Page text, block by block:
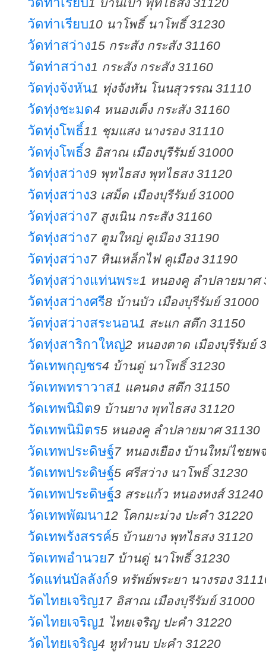
วัดท่าเรียบ10 นาโพธิ์ นาโพธิ์ 31230
วัดท่าสว่าง15 กระสัง กระสัง 31160
วัดท่าสว่าง1 กระสัง กระสัง 31160
วัดทุ่งจังหัน1 ทุ่งจังหัน โนนสุวรรณ 31110
วัดทุ่งชะมด4 หนองเต็ง กระสัง 31160
วัดทุ่งโพธิ์11 ชุมแสง นางรอง 31110
วัดทุ่งโพธิ์3 อิสาณ เมืองบุรีรัมย์ 31000
วัดทุ่งสว่าง9 พุทไธสง พุทไธสง 31120
วัดทุ่งสว่าง3 เสม็ด เมืองบุรีรัมย์ 31000
วัดทุ่งสว่าง7 สูงเนิน กระสัง 31160
วัดทุ่งสว่าง7 ตูมใหญ่ คูเมือง 31190
วัดทุ่งสว่าง7 หินเหล็กไฟ คูเมือง 31190
วัดทุ่งสว่างแท่นพระ1 หนองคู ลำปลายมาศ
วัดทุ่งสว่างศรี8 บ้านบัว เมืองบุรีรัมย์ 31000
วัดทุ่งสว่างสระนอน1 สะแก สตึก 31150
วัดทุ่งสาริกาใหญ่2 หนองตาด เมืองบุรีรัมย์
วัดเทพกุญชร4 บ้านดู่ นาโพธิ์ 31230
วัดเทพทราวาส1 แคนดง สตึก 31150
วัดเทพนิมิต9 บ้านยาง พุทไธสง 31120
วัดเทพนิมิตร5 หนองคู ลำปลายมาศ 31130
วัดเทพประดิษฐ์7 หนองเยือง บ้านใหม่ไชยพ
วัดเทพประดิษฐ์5 ศรีสว่าง นาโพธิ์ 31230
วัดเทพประดิษฐ์3 สระแก้ว หนองหงส์ 31240
วัดเทพพัฒนา12 โคกมะม่วง ปะคำ 31220
วัดเทพรังสรรค์5 บ้านยาง พุทไธสง 31120
วัดเทพอำนวย7 บ้านดู่ นาโพธิ์ 31230
วัดแท่นบัลลังก์9 ทรัพย์พระยา นางรอง
วัดไทยเจริญ17 อิสาณ เมืองบุรีรัมย์ 31000
วัดไทยเจริญ1 ไทยเจริญ ปะคำ 31220
วัดไทยเจริญ4 หูทำนบ ปะคำ 31220